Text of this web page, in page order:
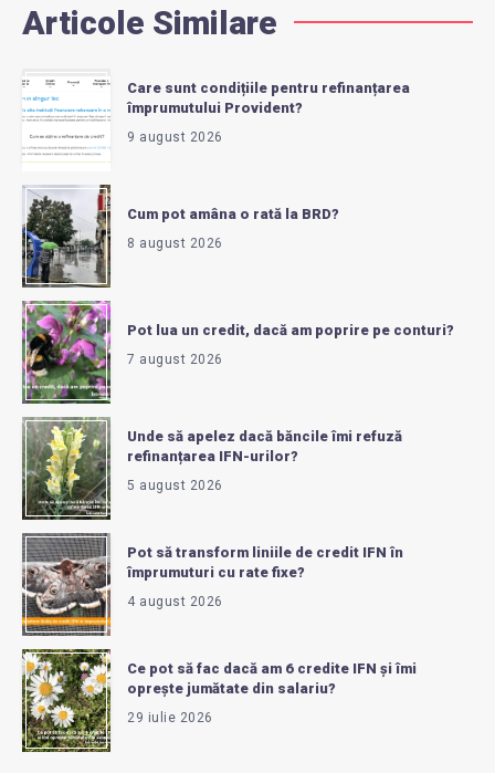
Articole Similare
Care sunt condițiile pentru refinanțarea
împrumutului Provident?
9 august 2026
Cum pot amâna o rată la BRD?
8 august 2026
Pot lua un credit, dacă am poprire pe conturi?
7 august 2026
Unde să apelez dacă băncile îmi refuză
refinanțarea IFN-urilor?
5 august 2026
Pot să transform liniile de credit IFN în
împrumuturi cu rate fixe?
4 august 2026
Ce pot să fac dacă am 6 credite IFN și îmi
oprește jumătate din salariu?
29 iulie 2026